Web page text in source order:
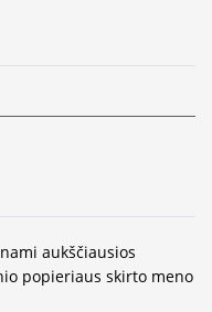
aukščiausios
popieriaus skirto meno